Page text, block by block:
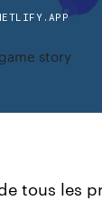
story
tous les